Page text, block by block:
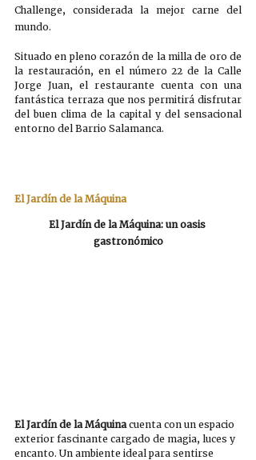
Challenge, considerada la mejor carne del
mundo.
Situado en pleno corazón de la milla de oro de
la restauración, en el número 22 de la Calle
Jorge Juan, el restaurante cuenta con una
fantástica terraza que nos permitirá disfrutar
del buen clima de la capital y del sensacional
entorno del Barrio Salamanca.
El Jardín de la Máquina
El Jardín de la Máquina: un oasis
gastronómico
El Jardín de la Máquina cuenta con un espacio
exterior fascinante cargado de magia, luces y
encanto. Un ambiente ideal para sentirse